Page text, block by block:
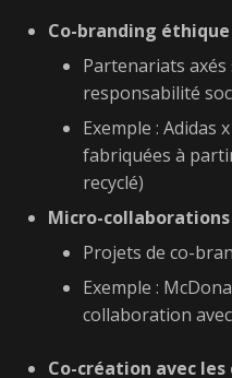
Co-branding éthique
Partenariats
responsabilité
Exemple : Adidas
fabriquées à
recyclé)
Micro-collaborations
Projets de co-
Exemple :
collaboration
Co-création avec